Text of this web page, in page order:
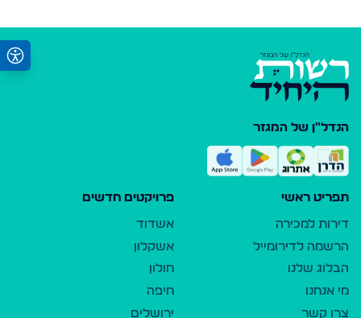
הנדל"ן של המגזר
תפריט ראשי
דירות למכירה
הרשמה לדירומייל
הבלוג שלנו
מי אנחנו
צרו קשר
פרויקטים חדשים
אשדוד
אשקלון
חולון
חיפה
ירושלים